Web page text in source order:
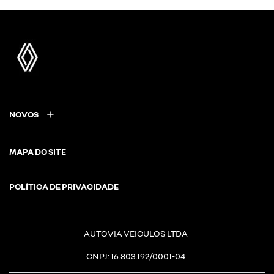
NOVOS
MAPA DO SITE
POLÍTICA DE PRIVACIDADE
AUTOVIA VEICULOS LTDA
CNPJ: 16.803.192/0001-04